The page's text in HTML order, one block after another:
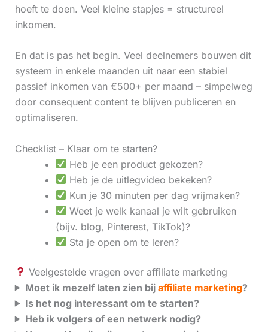
hoeft te doen. Veel kleine stapjes = structureel
inkomen.
En dat is pas het begin. Veel deelnemers bouwen dit
systeem in enkele maanden uit naar een stabiel
passief inkomen van €500+ per maand – simpelweg
door consequent content te blijven publiceren en
optimaliseren.
Checklist – Klaar om te starten?
Heb je een product gekozen?
Heb je de uitlegvideo bekeken?
Kun je 30 minuten per dag vrijmaken?
Weet je welk kanaal je wilt gebruiken
(bijv. blog, Pinterest, TikTok)?
Sta je open om te leren?
Veelgestelde vragen over affiliate marketing
Moet ik mezelf laten zien bij affiliate marketing?
Is het nog interessant om te starten?
Heb ik volgers of een netwerk nodig?